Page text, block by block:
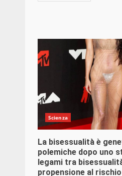
Scienza
La bisessualità è
polemiche dopo uno
legami tra
propensione al rischio